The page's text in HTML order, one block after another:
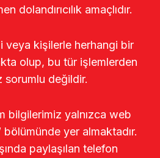
dolandırıcılık amaçlıdır.
veya kişilerle herhangi bir
olup, bu tür işlemlerden
sorumlu değildir.
bilgilerimiz yalnızca web
yer almaktadır.
paylaşılan telefon